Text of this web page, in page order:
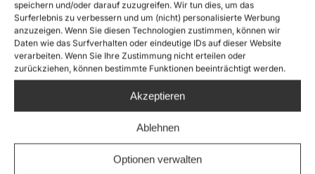
speichern und/oder darauf zuzugreifen. Wir tun dies, um das
Surferlebnis zu verbessern und um (nicht) personalisierte Werbung
anzuzeigen. Wenn Sie diesen Technologien zustimmen, können wir
Daten wie das Surfverhalten oder eindeutige IDs auf dieser Website
verarbeiten. Wenn Sie Ihre Zustimmung nicht erteilen oder
zurückziehen, können bestimmte Funktionen beeinträchtigt werden.
Akzeptieren
Ablehnen
Optionen verwalten
War das fahrlässige Tötung? 11 Tote
nach Schiffsunglück vor Malta
News,Press releases VonGiulia Messmer
8. Juni 2026
Am Sonntag, dem 7. Juni 2026, kamen bei
einem Schiffsunglück im zentralen Mittelmeer,
etwa 45 Seemeilen vor Malta innerhalb des
maltesischen Such- und Rettungsgebiets,